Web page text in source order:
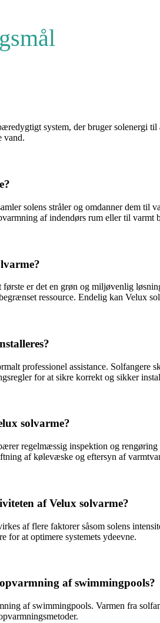
system, der bruger solenergi
vand.
solens stråler og omdanner dem
af indendørs rum eller til varmt
er det en grøn og miljøvenlig
ressource. Endelig kan Velux
professionel assistance. Solfangere
for at sikre korrekt og sikker
solvarme?
regelmæssig inspektion og
af kølevæske og eftersyn af
af Velux solvarme?
af flere faktorer såsom solens
for at optimere systemets ydeevne.
af swimmingpools?
af swimmingpools. Varmen fra